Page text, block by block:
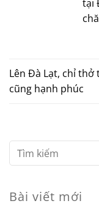
tại
Lên Đà Lạt, chỉ thở
cũng hạnh phúc
Bài viết mới